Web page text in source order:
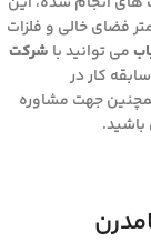
است تا 800 متر شعاع زنی کرده و تا عمق 8 متر فضای خالی و فلزات
می توانید با شرکت
سابقه کار در
جهت مشاوره